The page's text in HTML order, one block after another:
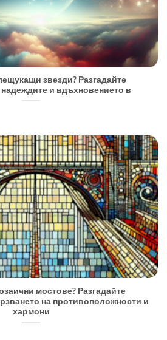
звезди? Разгадайте
и вдъхновението в
мостове? Разгадайте
на противоположности и
хармони